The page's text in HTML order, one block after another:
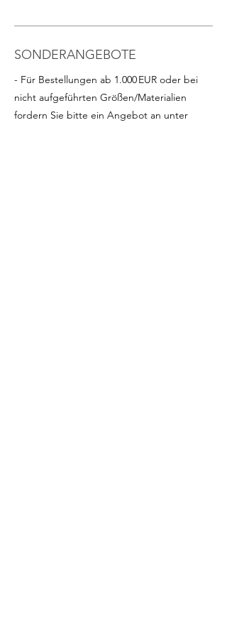
SONDERANGEBOTE
- Für Bestellungen ab 1.000 EUR oder bei
nicht aufgeführten Größen/Materialien
fordern Sie bitte ein Angebot an unter